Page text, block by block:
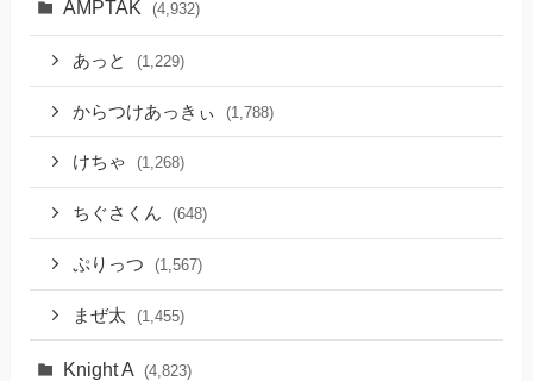
AMPTAK (4,932)
あっと (1,229)
からつけあっきぃ (1,788)
けちゃ (1,268)
ちぐさくん (648)
ぷりっつ (1,567)
まぜ太 (1,455)
Knight A (4,823)